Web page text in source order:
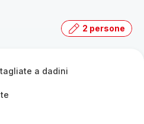
2 persone
a dadini